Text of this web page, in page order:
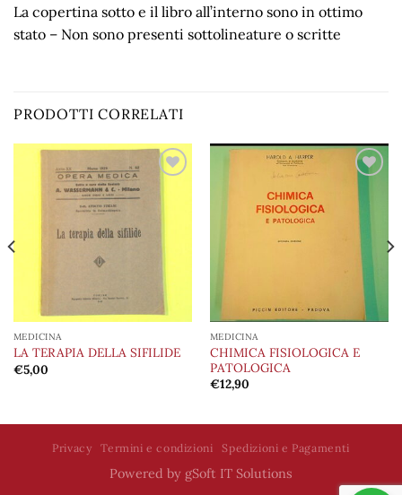
La copertina sotto e il libro all’interno sono in ottimo
stato – Non sono presenti sottolineature o scritte
PRODOTTI CORRELATI
MEDICINA
LA TERAPIA DELLA SIFILIDE
€5,00
Aggiungi
alla lista
MEDICINA
CHIMICA FISIOLOGICA E
PATOLOGICA
€12,90
Privacy Termini e condizioni Spedizioni e Pagamenti
Powered by gSoft IT Solutions